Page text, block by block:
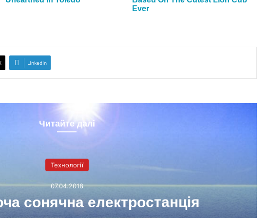
LinkedIn
Читайте далі
Технології
07.04.2018
сонячна електростанція